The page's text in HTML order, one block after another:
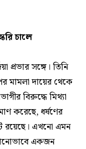
চালে
প্রভার সঙ্গে। তিনি
মামলা দায়ের থেকে
বিরুদ্ধে মিথ্যা
করেছে, ধর্ষণের
রয়েছে। এখনো এমন
একজন